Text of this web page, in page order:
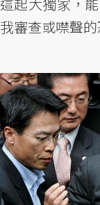
我審查或噤聲的